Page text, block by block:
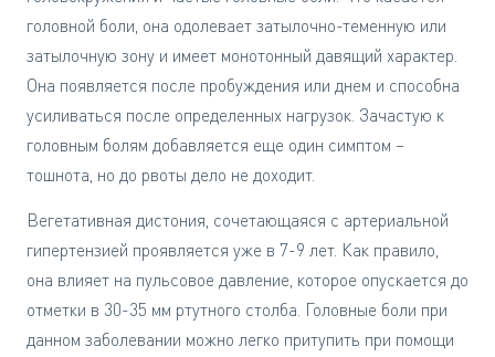
головной боли, она одолевает затылочно-теменную или
затылочную зону и имеет монотонный давящий характер.
Она появляется после пробуждения или днем и способна
усиливаться после определенных нагрузок. Зачастую к
головным болям добавляется еще один симптом –
тошнота, но до рвоты дело не доходит.
Вегетативная дистония, сочетающаяся с артериальной
гипертензией проявляется уже в 7-9 лет. Как правило,
она влияет на пульсовое давление, которое опускается до
отметки в 30-35 мм ртутного столба. Головные боли при
данном заболевании можно легко притупить при помощи